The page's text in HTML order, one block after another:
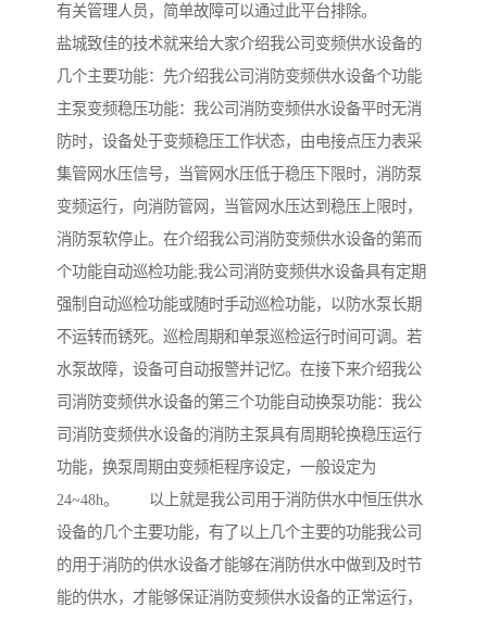
有关管理人员，简单故障可以通过此平台排除。
盐城致佳的技术就来给大家介绍我公司变频供水设备的
几个主要功能：先介绍我公司消防变频供水设备个功能
主泵变频稳压功能：我公司消防变频供水设备平时无消
防时，设备处于变频稳压工作状态，由电接点压力表采
集管网水压信号，当管网水压低于稳压下限时，消防泵
变频运行，向消防管网，当管网水压达到稳压上限时，
消防泵软停止。在介绍我公司消防变频供水设备的第而
个功能自动巡检功能;我公司消防变频供水设备具有定期
强制自动巡检功能或随时手动巡检功能，以防水泵长期
不运转而锈死。巡检周期和单泵巡检运行时间可调。若
水泵故障，设备可自动报警并记忆。在接下来介绍我公
司消防变频供水设备的第三个功能自动换泵功能：我公
司消防变频供水设备的消防主泵具有周期轮换稳压运行
功能，换泵周期由变频柜程序设定，一般设定为
24~48h。 以上就是我公司用于消防供水中恒压供水
设备的几个主要功能，有了以上几个主要的功能我公司
的用于消防的供水设备才能够在消防供水中做到及时节
能的供水，才能够保证消防变频供水设备的正常运行，